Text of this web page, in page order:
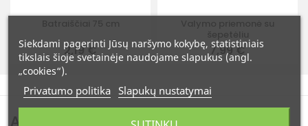
2,19 € 7,99 €
Siekdami pagerinti Jūsų naršymo kokybę, statistiniais
tikslais šioje svetainėje naudojame slapukus (angl.
„cookies“).
Privatumo politika Slapukų nustatymai